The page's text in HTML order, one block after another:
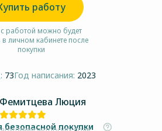
работу
работой можно будет
в личном кабинете после
покупки
73Год написания: 2023
Фемитцева Люция
безопасной покупки